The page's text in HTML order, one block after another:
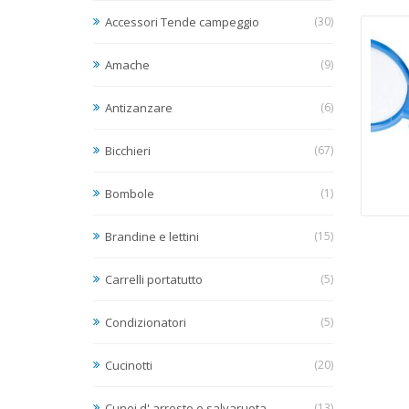
Accessori Tende campeggio (30)
Amache (9)
Antizanzare (6)
Bicchieri (67)
Bombole (1)
Brandine e lettini (15)
Carrelli portatutto (5)
Condizionatori (5)
Cucinotti (20)